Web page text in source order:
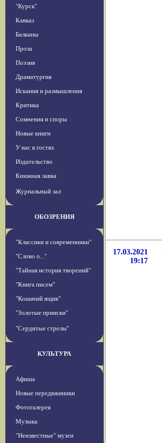
"Курск"
Кавказ
Балканы
Проза
Поэзия
Драматургия
Искания и размышления
Критика
Сомнения и споры
Новые книги
У нас в гостях
Издательство
Книжная лавка
Журнальный зал
ОБОЗРЕНИЯ
"Классики и современники"
"Слово о..."
"Тайная история творений"
"Книга писем"
"Кошачий ящик"
"Золотые прииски"
"Сердитые стрелы"
КУЛЬТУРА
Афиша
Новые передвжиники
Фотогалерея
Музыка
"Неизвестные" музеи
17.03.2021
19:17